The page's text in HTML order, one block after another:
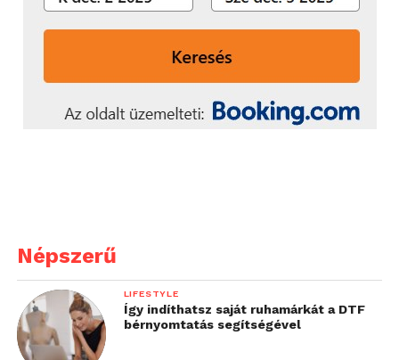
kínálatában, a WATCH FIT 5 69 990 forintos, a
WATCH FIT 5 Pro pedig 99 990 forintos ajánlott
fogyasztói áron. Az aktuális promóció keretében a
standard modellek mellé egy HUAWEI FreeBuds SE 3,
míg a Fit 5 Pro modellek mellé egy HUAWEI
FreeBuds SE 4 fülhallgató jár ajándékba.
Népszerű
LIFESTYLE
Így indíthatsz saját ruhamárkát a DTF
bérnyomtatás segítségével